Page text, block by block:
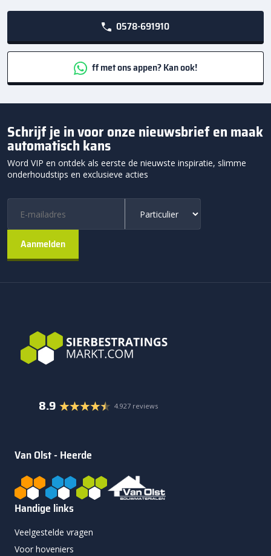
0578-691910
ff met ons appen? Kan ook!
Schrijf je in voor onze nieuwsbrief en maak
automatisch kans
Word VIP en ontdek als eerste de nieuwste inspiratie, slimme
onderhoudstips en exclusieve acties
8.9 4.927 reviews
Van Olst - Heerde
Handige links
Veelgestelde vragen
Voor hoveniers